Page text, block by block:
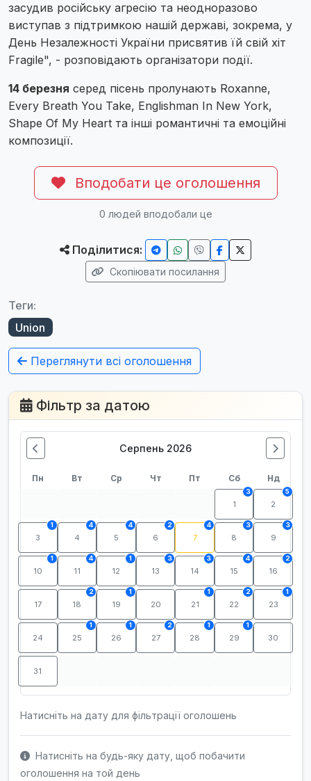
засудив російську агресію та неодноразово
виступав з підтримкою нашій державі, зокрема, у
День Незалежності України присвятив їй свій хіт
Fragile", - розповідають організатори події.
14 березня серед пісень пролунають Roxanne,
Every Breath You Take, Englishman In New York,
Shape Of My Heart та інші романтичні та емоційні
композиції.
Вподобати це оголошення
0 людей вподобали це
Поділитися:
Скопіювати посилання
Теги:
Union
Переглянути всі оголошення
Фільтр за датою
Серпень 2026
Пн Вт Ср Чт Пт Сб Нд
1
3
2
5
3
1
4
4
5
4
6
2
7
4
8
3
9
3
10
1
11
4
12
1
13
3
14
3
15
4
16
2
17 18
2
19
1
20 21
1
22
2
23
1
24 25
1
26
1
27
2
28
1
29
1
30
31
Натисніть на дату для фільтрації оголошень
Натисніть на будь-яку дату, щоб побачити
оголошення на той день